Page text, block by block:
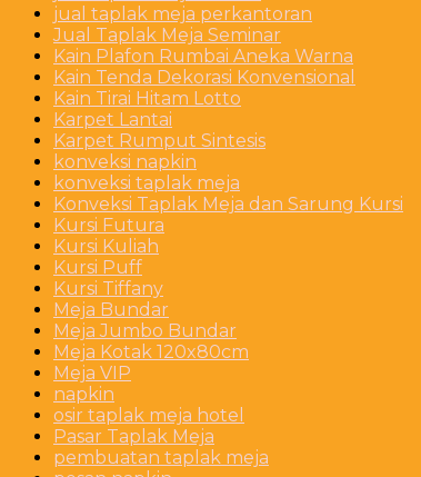
jual taplak meja perkantoran
Jual Taplak Meja Seminar
Kain Plafon Rumbai Aneka Warna
Kain Tenda Dekorasi Konvensional
Kain Tirai Hitam Lotto
Karpet Lantai
Karpet Rumput Sintesis
konveksi napkin
konveksi taplak meja
Konveksi Taplak Meja dan Sarung Kursi
Kursi Futura
Kursi Kuliah
Kursi Puff
Kursi Tiffany
Meja Bundar
Meja Jumbo Bundar
Meja Kotak 120x80cm
Meja VIP
napkin
osir taplak meja hotel
Pasar Taplak Meja
pembuatan taplak meja